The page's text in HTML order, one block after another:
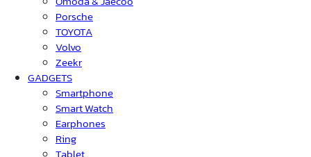
Porsche
TOYOTA
Volvo
Zeekr
GADGETS
Smartphone
Smart Watch
Earphones
Ring